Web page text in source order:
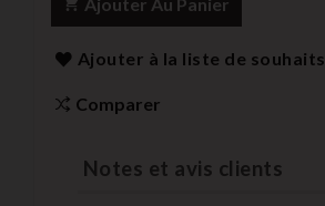
Ajouter à la liste de souhaits
Comparer
Notes et avis clients